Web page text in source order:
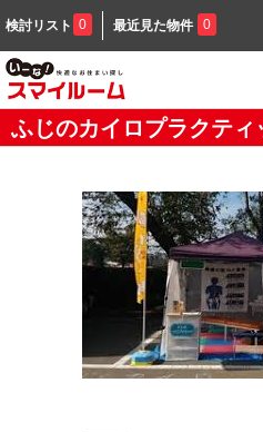
検討リスト 0 最近見た物件 0
ふじのカイロプラクティ